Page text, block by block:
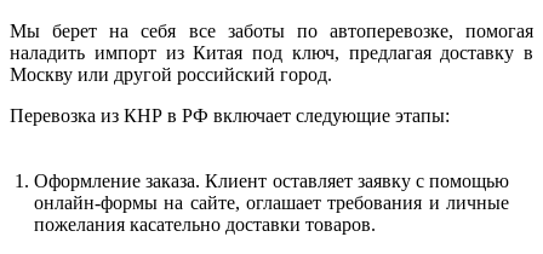
Мы берет на себя все заботы по автоперевозке, помогая
наладить импорт из Китая под ключ, предлагая доставку в
Москву или другой российский город.
Перевозка из КНР в РФ включает следующие этапы:
Оформление заказа. Клиент оставляет заявку с помощью
онлайн-формы на сайте, оглашает требования и личные
пожелания касательно доставки товаров.